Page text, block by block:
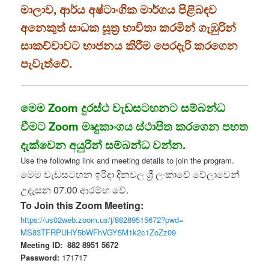
මාලාව, ආර්ය අෂ්ටාංගික මාර්ගය පිළිබඳව
අනෙකුත් සාධක සූත්‍ර භාවිතා කරමින් ගැඹුරින්
සාකච්චාවට භාජනය කිරීම පෙරදැරි කරගෙන
පැවැත්වේ.
මෙම Zoom දුරස්ථ වැඩසටහනට සම්බන්ධ
වීමට Zoom මෘදුකාංගය ස්ථාපිත කරගෙන පහත
දැක්වෙන අයුරින් සම්බන්ධ වන්න.
Use the following link and meeting details to join the program.
මෙම වැඩසටහන ඉරිදා දිනවල ශ්‍රී ලංකාවේ වේලාවෙන්
උදැසන 07.00 ආරම්භ වේ.
To Join this Zoom Meeting:
https://us02web.zoom.us/j/88289515672?pwd=
MS83TFRPUHY5bWFhVGY5M1k2c1ZoZz09
Meeting ID: 882 8951 5672
Password: 171717